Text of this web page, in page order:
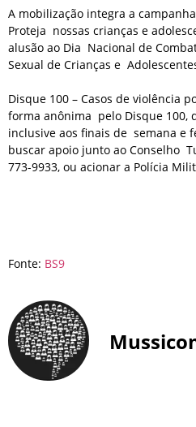
A mobilização integra a
Proteja nossas crianças e
alusão ao Dia Nacional de
Sexual de Crianças e
Disque 100 – Casos de violência
forma anônima pelo Disque 100,
inclusive aos finais de semana e
buscar apoio junto ao Conselho
773-9933, ou acionar a Polícia
Fonte: BS9